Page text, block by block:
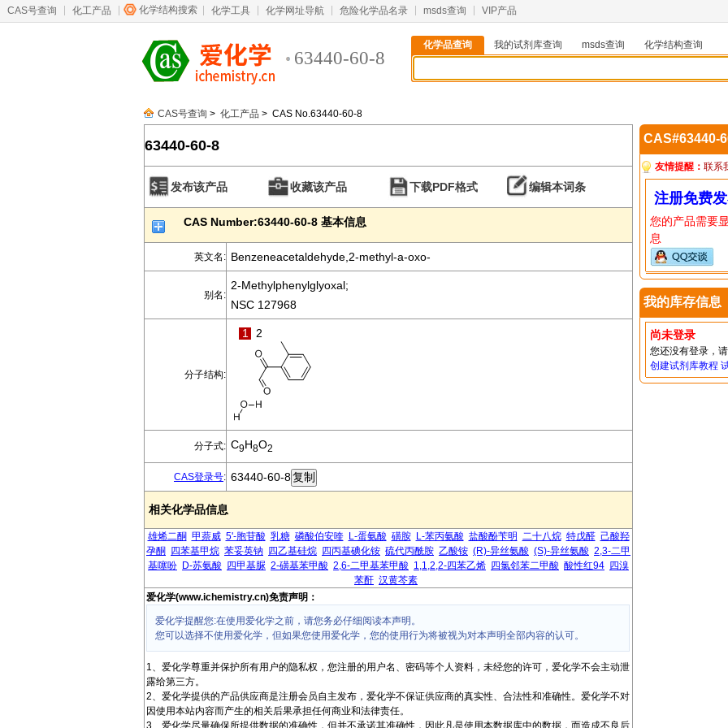
CAS号查询 化工产品 化学结构搜索 化学工具 化学网址导航 危险化学品名录 msds查询 VIP产品
63440-60-8
化学品查询 我的试剂库查询 msds查询
化学结构查询
CAS号查询 > 化工产品 > CAS No.63440-60-8
63440-60-8
发布该产品 收藏该产品 下载PDF格式 编辑本词条
CAS Number:63440-60-8 基本信息
英文名: Benzeneacetaldehyde,2-methyl-a-oxo-
别名:
2-Methylphenylglyoxal;
NSC 127968
分子结构:
1 2
分子式: C9H8O2
CAS登录号: 63440-60-8
相关化学品信息
雄烯二酮 甲萘威 5'-胞苷酸 乳糖 磷酸伯安喹 L-蛋氨酸 磺胺 L-苯丙氨酸 盐酸酚苄明 二十八烷 特戊醛 己酸羟
孕酮
四苯基甲烷 苯妥英钠 四乙基硅烷 四丙基碘化铵 硫代丙酰胺 乙酸铵 (R)-异丝氨酸 (S)-异丝氨酸 2,3-二甲
基噻吩 D-苏氨酸 四甲基脲 2-磺基苯甲酸 2,6-二甲基苯甲酸 1,1,2,2-四苯乙烯 四氯邻苯二甲酸 酸性红94 四溴
苯酐 汉黄芩素
爱化学(www.ichemistry.cn)免责声明：
爱化学提醒您:在使用爱化学之前，请您务必仔细阅读本声明。
您可以选择不使用爱化学，但如果您使用爱化学，您的使用行为将被视为对本声明全部内容的认可。
1、爱化学尊重并保护所有用户的隐私权，您注册的用户名、密码等个人资料，未经您的许可，爱化学不会主动泄
露给第三方。
2、爱化学提供的产品供应商是注册会员自主发布，爱化学不保证供应商的真实性、合法性和准确性。爱化学不对
因使用本站内容而产生的相关后果承担任何商业和法律责任。
3、爱化学尽量确保所提供数据的准确性，但并不承诺其准确性，因此凡是使用本数据库中的数据，而造成不良后
CAS#63440-
友情提醒： 联系
注册免费
您的产品需要
息
我的库存信息
尚未登录
您还没有登录，
创建试剂库教程